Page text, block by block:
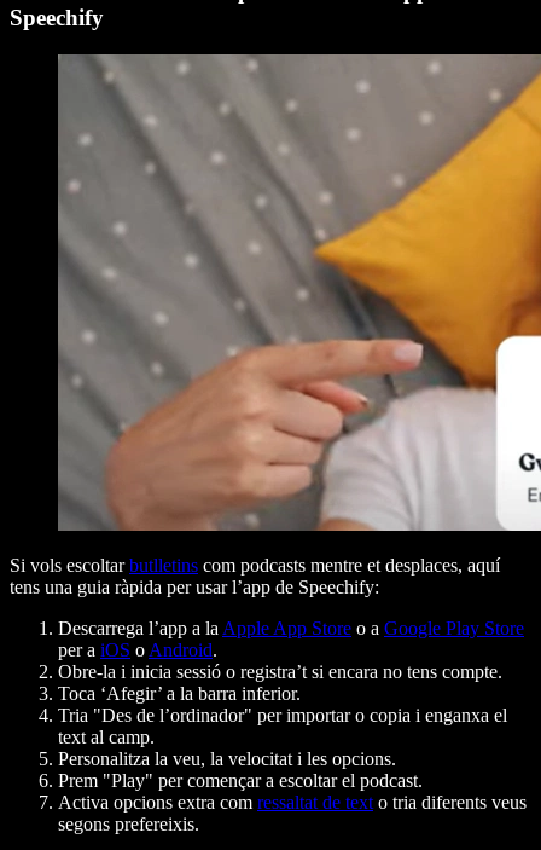
Speechify
Si vols escoltarbutlletins com podcasts mentre et desplaces, aquí
tens una guia ràpida per usar l’app de Speechify:
Descarrega l’app a la Apple App Store o a Google Play Store
per a iOS o Android.
Obre-la i inicia sessió o registra’t si encara no tens compte.
Toca ‘Afegir’ a la barra inferior.
Tria "Des de l’ordinador" per importar o copia i enganxa el
text al camp.
Personalitza la veu, la velocitat i les opcions.
Prem "Play" per començar a escoltar el podcast.
Activa opcions extra com ressaltat de text o tria diferents veus
segons prefereixis.